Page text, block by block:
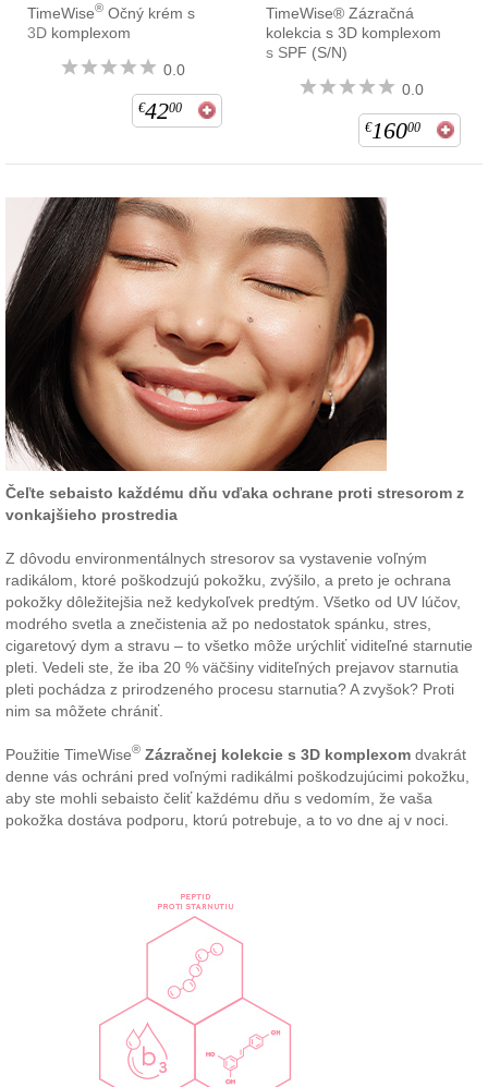
TimeWise® Očný krém s
3D komplexom
0.0
€4200
TimeWise® Zázračná
kolekcia s 3D komplexom
s SPF (S/N)
0.0
€16000
Čeľte sebaisto každému dňu vďaka ochrane proti stresorom z
vonkajšieho prostredia
Z dôvodu environmentálnych stresorov sa vystavenie voľným
radikálom, ktoré poškodzujú pokožku, zvýšilo, a preto je ochrana
pokožky dôležitejšia než kedykoľvek predtým. Všetko od UV lúčov,
modrého svetla a znečistenia až po nedostatok spánku, stres,
cigaretový dym a stravu – to všetko môže urýchliť viditeľné starnutie
pleti. Vedeli ste, že iba 20 % väčšiny viditeľných prejavov starnutia
pleti pochádza z prirodzeného procesu starnutia? A zvyšok? Proti
nim sa môžete chrániť.
Použitie TimeWise® Zázračnej kolekcie s 3D komplexom dvakrát
denne vás ochráni pred voľnými radikálmi poškodzujúcimi pokožku,
aby ste mohli sebaisto čeliť každému dňu s vedomím, že vaša
pokožka dostáva podporu, ktorú potrebuje, a to vo dne aj v noci.